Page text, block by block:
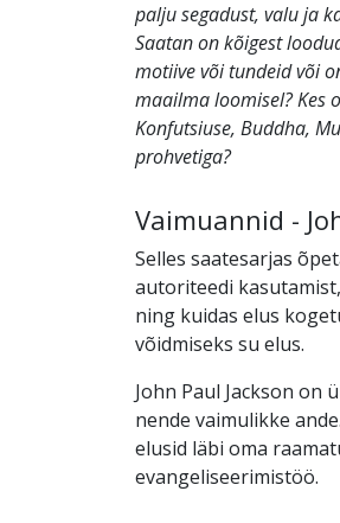
palju segadust, valu ja
Saatan on kõigest
motiive või tundeid või
maailma loomisel? Kes
Konfutsiuse, Buddha,
prohvetiga?
Vaimuannid -
Selles saatesarjas
autoriteedi
ning kuidas elus
võidmiseks su elus.
John Paul Jackson on
nende vaimulikke
elusid läbi oma
evangeliseerimistöö.